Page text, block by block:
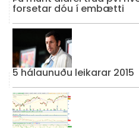
forsetar dóu í embætti
5 hálaunuðu leikarar 2015